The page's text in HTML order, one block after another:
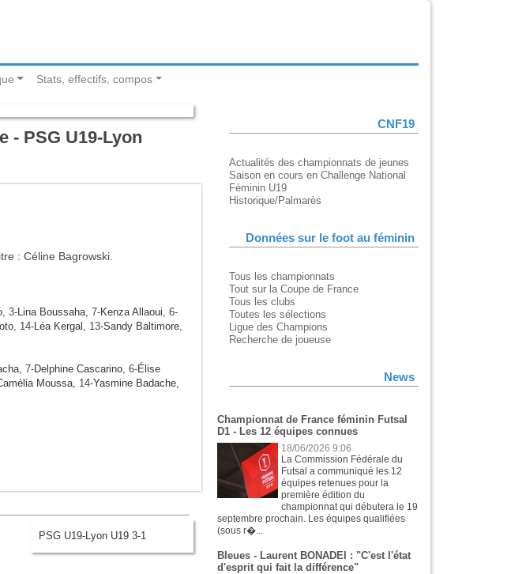
Stats, effectifs, compos
- PSG U19-Lyon
: Céline Bagrowski.
, 3- Lina Boussaha , 7-Kenza Allaoui , 6-
, 14- Léa Kergal , 13-Sandy Baltimore
, 7-Delphine Cascarino , 6-Élise
Moussa , 14-Yasmine Badache
PSG U19-Lyon U19 3-1
CNF19
Actualités des championnats de jeunes
Saison en cours en Challenge National
Féminin U19
Historique/Palmarès
Données sur le foot au féminin
Tous les championnats
Tout sur la Coupe de France
Tous les clubs
Toutes les sélections
Ligue des Champions
Recherche de joueuse
News
Championnat de France féminin Futsal
D1 - Les 12 équipes connues
18/06/2026 9:06
La Commission Fédérale du
Futsal a communiqué les 12
équipes retenues pour la
première édition du
championnat qui débutera le 19
septembre prochain. Les équipes qualifiées
(sous r�...
Bleues - Laurent BONADEI : "C'est l'état
d'esprit qui fait la différence"